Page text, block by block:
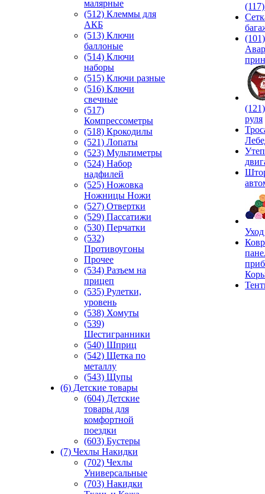
малярные
(512) Клеммы для
АКБ
(513) Ключи
баллоные
(514) Ключи
наборы
(515) Ключи разные
(516) Ключи
свечные
(517)
Компрессометры
(518) Крокодилы
(521) Лопаты
(523) Мультиметры
(524) Набор
надфилей
(525) Ножовка
Ножницы Ножи
(527) Отвертки
(529) Пассатижи
(530) Перчатки
(532)
Противоугоны
Прочее
(534) Разъем на
прицеп
(535) Рулетки,
уровень
(538) Хомуты
(539)
Шестигранники
(540) Шприц
(542) Щетка по
металлу
(543) Щупы
(6) Детские товары
(604) Детские
товары для
комфортной
поездки
(603) Бустеры
(7) Чехлы Накидки
(702) Чехлы
Универсальные
(703) Накидки
(101)
руля
Уход